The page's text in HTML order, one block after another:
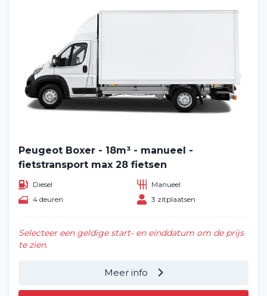
Home
Voertuig huren
Lange termijn
Over ons
Blog
Veelgestelde vragen (FAQ)
Filialen
Peugeot Boxer - 18m³ - manueel -
fietstransport max 28 fietsen
Diesel
Manueel
4 deuren
3 zitplaatsen
Selecteer een geldige start- en einddatum om de prijs
te zien.
Meer info